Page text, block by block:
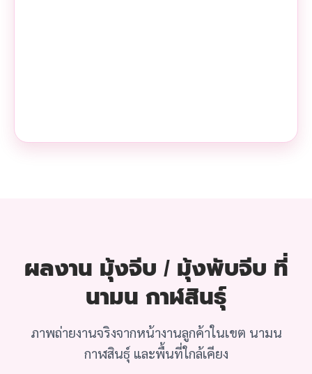
ผลงาน มุ้งจีบ / มุ้งพับจีบ ที่
นามน กาฬสินธุ์
ภาพถ่ายงานจริงจากหน้างานลูกค้าในเขต นามน
กาฬสินธุ์ และพื้นที่ใกล้เคียง